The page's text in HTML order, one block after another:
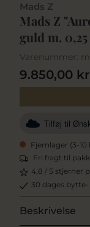
Mads Z
Mads Z
guld m.
Varenummer:
9.850,00 kr
Tilføj til
Fjernlager (3-10
Fri fragt til
4,8 / 5 stjerner
30 dages
Beskrivelse